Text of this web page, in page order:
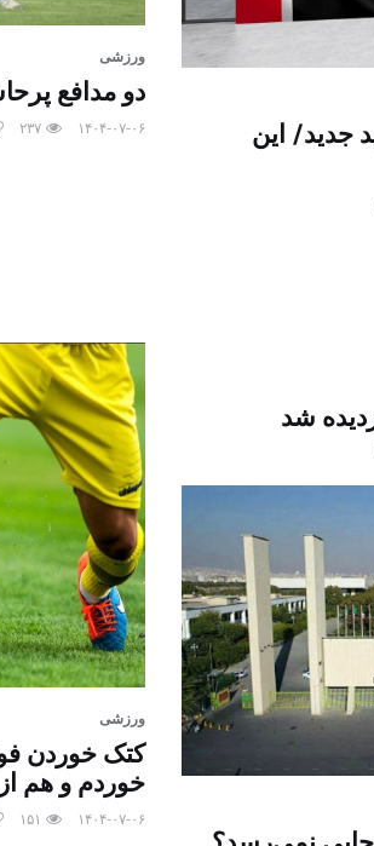
ورزشی
دو مدافع
۱۴۰۴-۰۷-۰۶ ۲۳۷
جدید/ این
ورزشی
کتک خوردن
خوردم و هم
۱۴۰۴-۰۷-۰۶ ۱۵۱
شد